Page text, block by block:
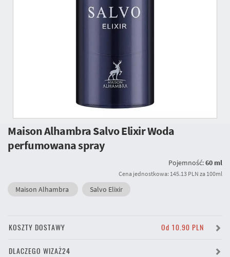
Maison Alhambra Salvo Elixir Woda
perfumowana spray
Pojemność:60 ml
Cena jednostkowa: 145.13 PLN za 100ml
Maison Alhambra Salvo Elixir
KOSZTY DOSTAWY Od 10.90 PLN
DLACZEGO WIZAŻ24